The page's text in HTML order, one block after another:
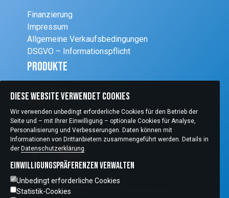
Finanzierung
Impressum
Allgemeine Verkaufsbedingungen
DSGVO – Informationspflicht
Produkte
Einrichtung
Diagnostik
Refraktion
Chirurgie
Copyright © 2026 Optic Handel All Rights Reserved
Diese Website verwendet Cookies
Wir verwenden unbedingt erforderliche Cookies für den Betrieb der
Seite und – mit Ihrer Einwilligung – optionale Cookies für Analyse,
Personalisierung und Verbesserungen. Daten können mit
Informationen von Drittanbietern zusammengeführt werden. Details in
der Datenschutzerklärung.
Einwilligungspräferenzen verwalten
Unbedingt erforderliche Cookies
Statistik-Cookies